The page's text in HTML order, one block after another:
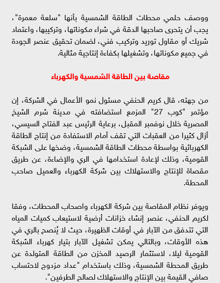
ووصف حلمي محطات الطاقة الشمسية بأنها "سلعة معمرة"،
يجب أن يتحرى صاحبها الدقة في شراء مكوناتها، وتركيبها، واعتماد
شريك أو مقاول توريد وتركيب فني، لضمان تحقيق عنصر الجودة
في جميع مكوناتها، وتشغيلها بكفاءة إنتاجية مثالية.
مقاصة بين الطاقة الشمسية والكهرباء
من جهته، قال كريم الحنفي مسئول نمو الأعمال في الشركة، إن
مؤتمر "كوب 27" المزمع استضافته في مدينة شرم الشيخ
المصرية خلال نوفمبر المقبل، برعاية الرئيس عبد الفتاح السيسي،
أزال كثيرا من العقبات التي تقف أمام الاستفادة من إنتاج الطاقة
الكهربائية بواسطة محطات الطاقة الشمسية، وضخها على الشبكة
القومية، وذلك لإعادة استخدامها في الري والإضاءة، عن طريق
مقصاة للإنتاج والاستهلاك بين شركة الكهرباء والعميل صاحب
المحطة.
ويوفر نظام المقاصة بين شركة الكهرباء واصحاب المحطات، وفقا
لكريم الحنفي، عنصر إنشاء خزانات أرضية لاستيعاب كميات المياه
التي تتدفق من الآبار في أوقات الظهيرة، حيث لا يُنصح بالري في
هذه الأوقات، وبالتالي يمكن تشغيل الآبار بتيار كهرباء الشبكة
القومية ليلا، لاستثمار الرصيد المخزن من الطاقة المتولدة عن
طريق المحطة الشمسية، وذلك باستخدام "عداد مزدوج لاحتساب
صافي القيمة بين الإنتاج والاستهلاك لصالح الطرفين".